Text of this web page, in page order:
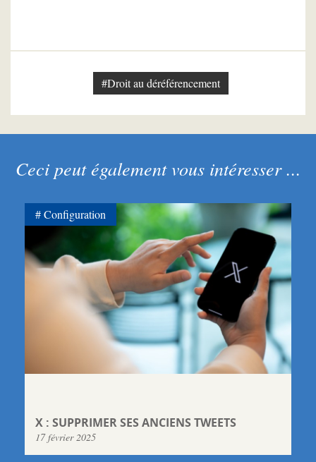
#Droit au déréférencement
Ceci peut également vous intéresser ...
X : SUPPRIMER SES ANCIENS TWEETS
17 février 2025
Configuration